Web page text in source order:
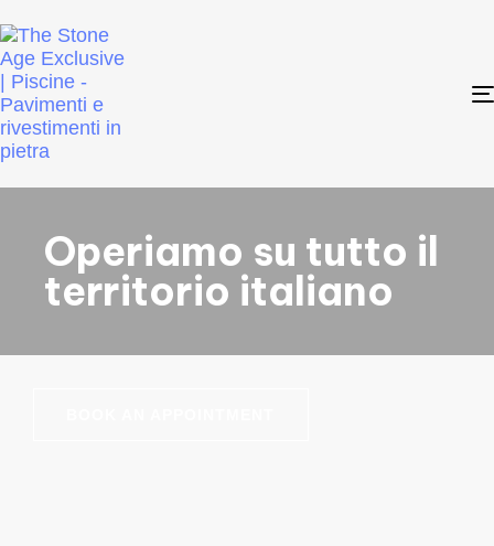
Operiamo su tutto il
territorio italiano